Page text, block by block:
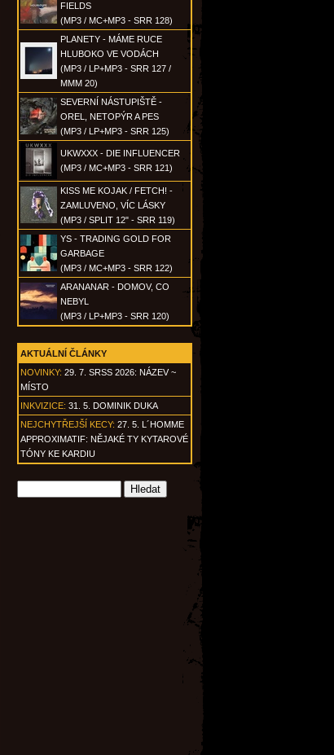
FIELDS
(MP3 / MC+MP3 - SRR 128)
PLANETY - MÁME RUCE
HLUBOKO VE VODÁCH
(MP3 / LP+MP3 - SRR 127 /
MMM 20)
SEVERNÍ NÁSTUPIŠTĚ -
OREL, NETOPÝR A PES
(MP3 / LP+MP3 - SRR 125)
UKWXXX - DIE INFLUENCER
(MP3 / MC+MP3 - SRR 121)
KISS ME KOJAK / FETCH! -
ZAMLUVENO, VÍC LÁSKY
(MP3 / SPLIT 12" - SRR 119)
YS - TRADING GOLD FOR
GARBAGE
(MP3 / MC+MP3 - SRR 122)
ARANANAR - DOMOV, CO
NEBYL
(MP3 / LP+MP3 - SRR 120)
AKTUÁLNÍ ČLÁNKY
NOVINKY: 29. 7. SRSS 2026: NÁZEV ~
MÍSTO
INKVIZICE: 31. 5. DOMINIK DUKA
NEJCHYTŘEJŠÍ KECY: 27. 5. L´HOMME
APPROXIMATIF: NĚJAKÉ TY KYTAROVÉ
TÓNY KE KARDIU